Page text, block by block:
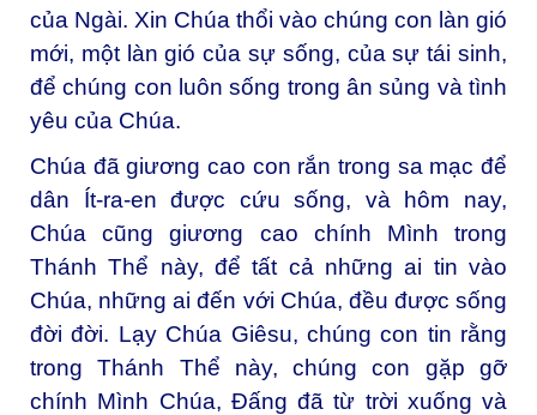
của Ngài. Xin Chúa thổi vào chúng con làn gió
mới, một làn gió của sự sống, của sự tái sinh,
để chúng con luôn sống trong ân sủng và tình
yêu của Chúa.
Chúa đã giương cao con rắn trong sa mạc để
dân Ít-ra-en được cứu sống, và hôm nay,
Chúa cũng giương cao chính Mình trong
Thánh Thể này, để tất cả những ai tin vào
Chúa, những ai đến với Chúa, đều được sống
đời đời. Lạy Chúa Giêsu, chúng con tin rằng
trong Thánh Thể này, chúng con gặp gỡ
chính Mình Chúa, Đấng đã từ trời xuống và